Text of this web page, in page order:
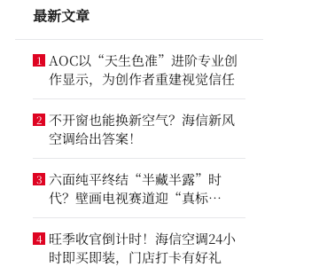
最新文章
1
AOC以“天生色准”进阶专业创
作显示，为创作者重建视觉信任
2 不开窗也能换新空气？海信新风
空调给出答案！
3 六面纯平终结“半藏半露”时
代？壁画电视赛道迎“真标
准”之争
4 旺季收官倒计时！海信空调24小
时即买即装，门店打卡有好礼